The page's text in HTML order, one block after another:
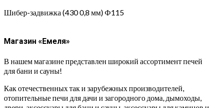
Шибер-задвижка (430 0,8 мм) Ф115
Магазин «Емеля»
В нашем магазине представлен широкий ассортимент печей
для бани и сауны!
Как отечественных так и зарубежных производителей,
отопительные печи для дачи и загородного дома, дымоходы,